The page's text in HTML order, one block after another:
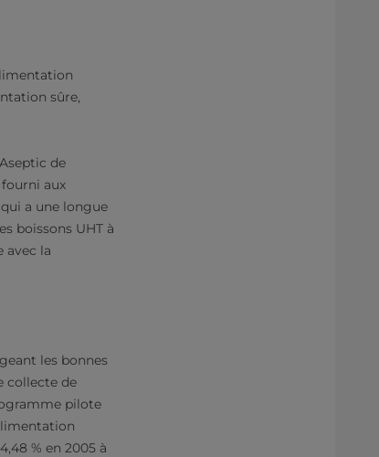
sûre,
de
aux
a une longue
boissons UHT à
avec la
les bonnes
collecte de
pilote
% en 2005 à